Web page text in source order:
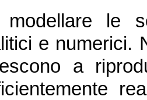
modellare le
e numerici.
a